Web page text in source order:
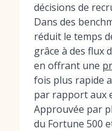
décisions de
Dans des
réduit le temps
grâce à des flux
en offrant une
fois plus rapide
par rapport aux
Approuvée par
du Fortune 500